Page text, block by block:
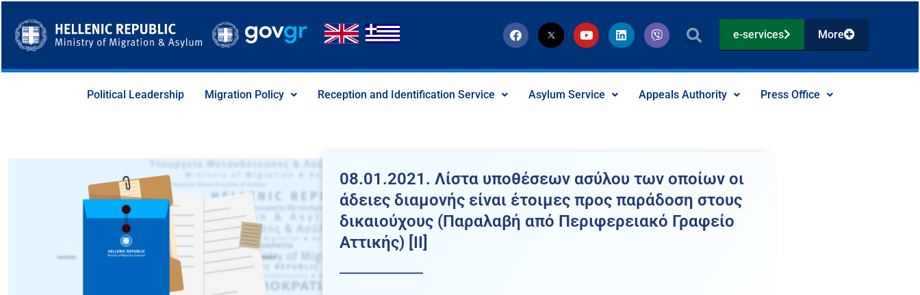
content
F
a
c
b
T
w
i
t
r
i
l
I
c
Y
o
u
u
e
L
i
n
e
V
i
b
r
e-services More
Political Leadership Migration Policy Reception and Identification Service Asylum Service Appeals Authority Press Office
08.01.2021. Λίστα υποθέσεων ασύλου των οποίων οι
άδειες διαμονής είναι έτοιμες προς παράδοση στους
δικαιούχους (Παραλαβή από Περιφερειακό Γραφείο
Αττικής) [ΙΙ]